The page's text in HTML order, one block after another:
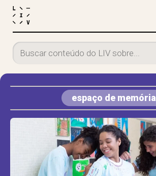
espaço de memória